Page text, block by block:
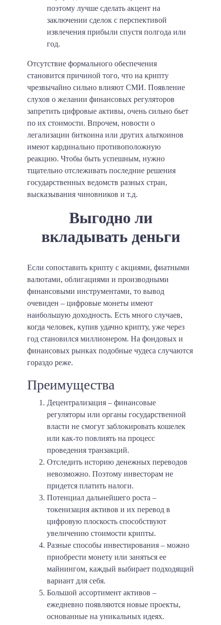
поэтому лучше сделать акцент на
заключении сделок с перспективой
извлечения прибыли спустя полгода или
год.
Отсутствие формального обеспечения
становится причиной того, что на крипту
чрезвычайно сильно влияют СМИ. Появление
слухов о желании финансовых регуляторов
запретить цифровые активы, очень сильно бьет
по их стоимости. Впрочем, новости о
легализации биткоина или других альткоинов
имеют кардинально противоположную
реакцию. Чтобы быть успешным, нужно
тщательно отслеживать последние решения
государственных ведомств разных стран,
высказывания чиновников и т.д.
Выгодно ли
вкладывать деньги
Если сопоставить крипту с акциями, фиатными
валютами, облигациями и производными
финансовыми инструментами, то вывод
очевиден – цифровые монеты имеют
наибольшую доходность. Есть много случаев,
когда человек, купив удачно крипту, уже через
год становился миллионером. На фондовых и
финансовых рынках подобные чудеса случаются
гораздо реже.
Преимущества
Децентрализация – финансовые
регуляторы или органы государственной
власти не смогут заблокировать кошелек
или как-то повлиять на процесс
проведения транзакций.
Отследить историю денежных переводов
невозможно. Поэтому инвесторам не
придется платить налоги.
Потенциал дальнейшего роста –
токенизация активов и их перевод в
цифровую плоскость способствуют
увеличению стоимости крипты.
Разные способы инвестирования – можно
приобрести монету или заняться ее
майнингом, каждый выбирает подходящий
вариант для себя.
Большой ассортимент активов –
ежедневно появляются новые проекты,
основанные на уникальных идеях.